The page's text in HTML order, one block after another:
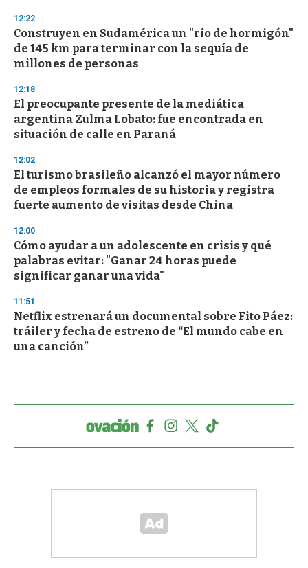
12:22
Construyen en Sudamérica un "río de hormigón"
de 145 km para terminar con la sequía de
millones de personas
12:18
El preocupante presente de la mediática
argentina Zulma Lobato: fue encontrada en
situación de calle en Paraná
12:02
El turismo brasileño alcanzó el mayor número
de empleos formales de su historia y registra
fuerte aumento de visitas desde China
12:00
Cómo ayudar a un adolescente en crisis y qué
palabras evitar: "Ganar 24 horas puede
significar ganar una vida"
11:51
Netflix estrenará un documental sobre Fito Páez:
tráiler y fecha de estreno de “El mundo cabe en
una canción”